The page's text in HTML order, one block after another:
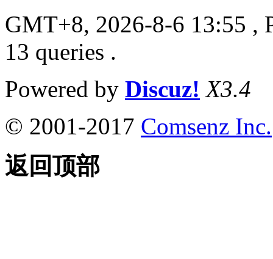
GMT+8, 2026-8-6 13:55 ,
13 queries .
Powered by Discuz! X3.4
© 2001-2017 Comsenz Inc.
返回顶部